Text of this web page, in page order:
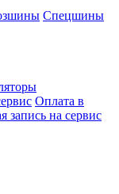
Спецшины
Оплата в
запись на сервис